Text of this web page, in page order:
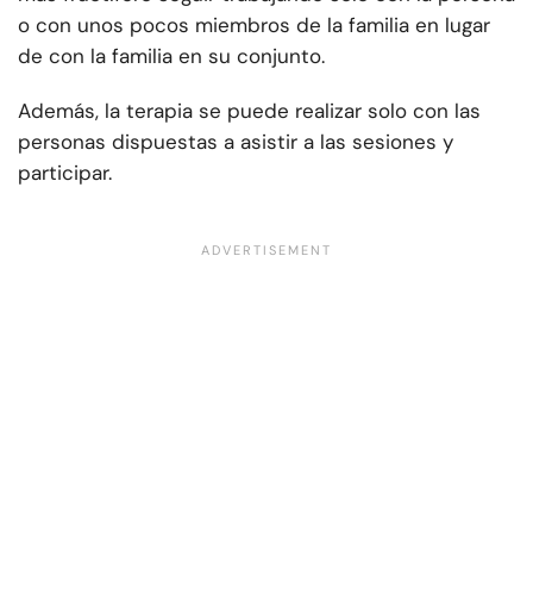
o con unos pocos miembros de la familia en lugar
de con la familia en su conjunto.
Además, la terapia se puede realizar solo con las
personas dispuestas a asistir a las sesiones y
participar.